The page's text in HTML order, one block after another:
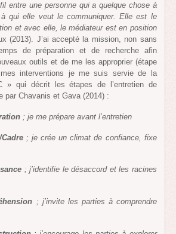
entre une personne qui a quelque chose à
qui elle veut le communiquer. Elle est le
et avec elle, le médiateur est en position
(2013). J’ai accepté la mission, non sans
de préparation et de recherche afin
outils et de me les approprier (étape
interventions je me suis servie de la
» qui décrit les étapes de l’entretien de
par Chavanis et Gava (2014) :
; je me prépare avant l’entretien
; je crée un climat de confiance, fixe
; j’identifie le désaccord et les racines
; j’invite les parties à comprendre